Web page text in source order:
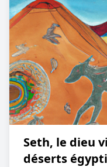
Seth, le dieu
déserts